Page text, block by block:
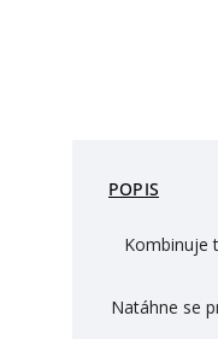
POPIS
Kombinuje
Natáhne se